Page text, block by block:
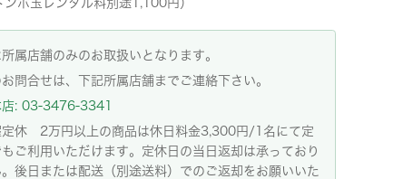
ンボ玉レンタル料別途1,100円）
属店舗のみのお取扱いとなります。
問合せは、下記所属店舗までご連絡下さい。
店: 03-3476-3341
休 2万円以上の商品は休日料金3,300円/1名にて定
ご利用いただけます。定休日の当日返却は承っており
。後日または配送（別途送料）でのご返却をお願いいた